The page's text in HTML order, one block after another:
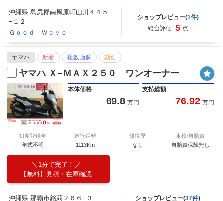
沖縄県 島尻郡南風原町山川４４５
−１２
Ｇｏｏｄ Ｗａｖｅ
ショップレビュー(1件)
総合評価: 5 点
ヤマハ 新着 複数画像 動画
ヤマハ Ｘ−ＭＡＸ２５０ ワンオーナー
本体価格
69.8 万円
支払総額
76.92 万円
初度登録年
年式不明
走行距離
1113Km
修復歴
なし
車検/自賠責
自賠責保険無し
1分で完了！
【無料】見積・在庫確認
沖縄県 那覇市銘苅２６６−３
ショップレビュー(37件)